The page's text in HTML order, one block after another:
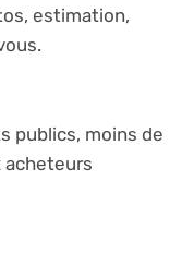
estimation,
publics, moins de
acheteurs